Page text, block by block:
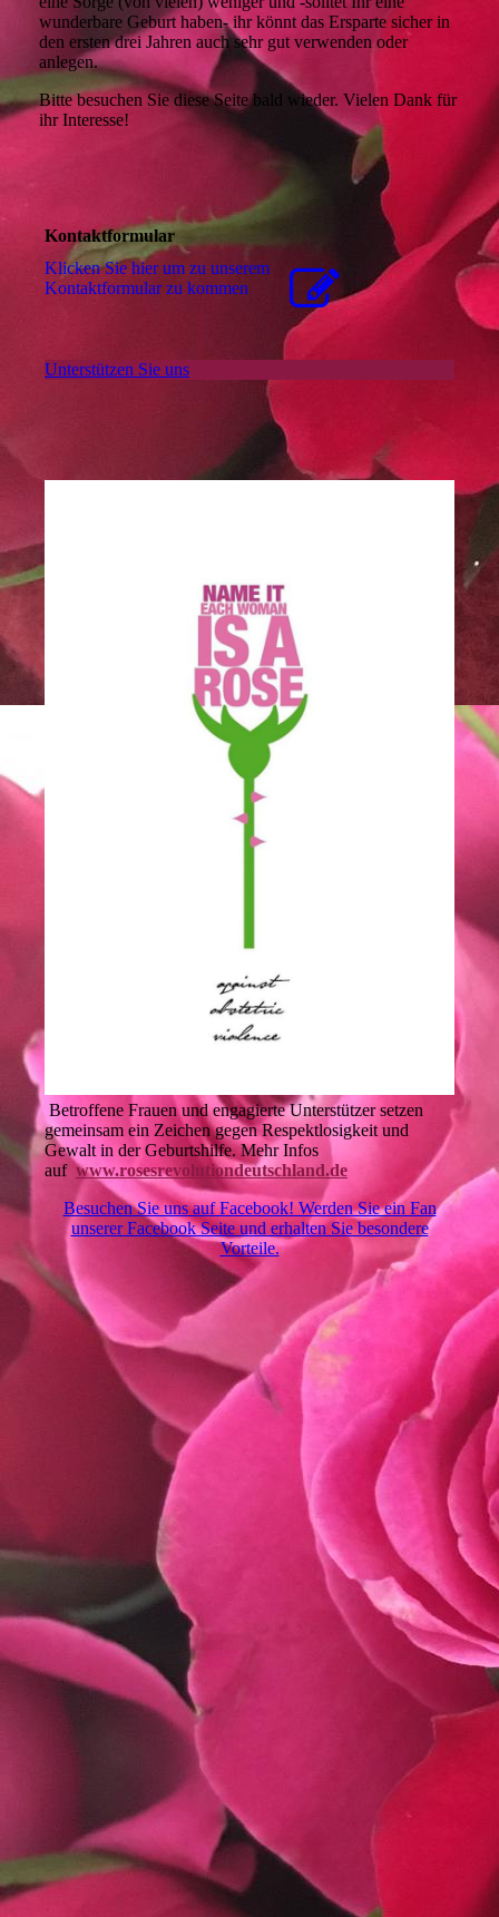
wunderbare Geburt haben- ihr könnt das Ersparte sicher in
den ersten drei Jahren auch sehr gut verwenden oder
anlegen.
Bitte besuchen Sie diese Seite bald wieder. Vielen Dank für
ihr Interesse!
Kontaktformular
Klicken Sie hier um zu unserem
Kon­takt­for­mu­lar zu kommen
Unterstützen Sie uns
Betroffene Frauen und engagierte Unterstützer setzen
gemeinsam ein Zeichen gegen Respektlosigkeit und
Gewalt in der Geburtshilfe. Mehr Infos
auf www.rosesrevolutiondeutschland.de
Besuchen Sie uns auf Facebook! Werden Sie ein Fan
unserer Facebook Seite und erhalten Sie besondere
Vorteile.